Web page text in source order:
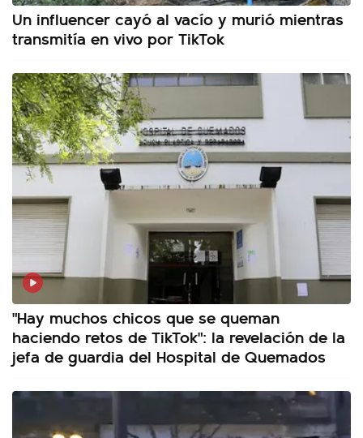
Un influencer cayó al vacío y murió mientras
transmitía en vivo por TikTok
"Hay muchos chicos que se queman
haciendo retos de TikTok": la revelación de la
jefa de guardia del Hospital de Quemados